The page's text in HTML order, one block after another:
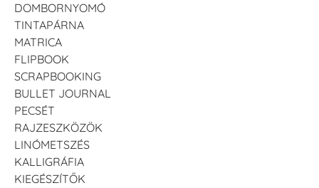
DOMBORNYOMÓ
TINTAPÁRNA
MATRICA
FLIPBOOK
SCRAPBOOKING
BULLET JOURNAL
PECSÉT
RAJZESZKÖZÖK
LINÓMETSZÉS
KALLIGRÁFIA
KIEGÉSZÍTŐK